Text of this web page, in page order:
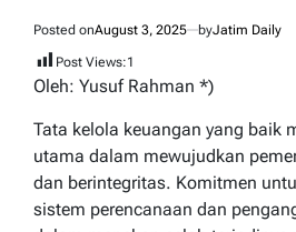
Posted onAugust 3, 2025 byJatim Daily
Post Views:1
Oleh: Yusuf Rahman *)
Tata kelola keuangan yang baik
utama dalam mewujudkan
dan berintegritas. Komitmen
sistem perencanaan dan